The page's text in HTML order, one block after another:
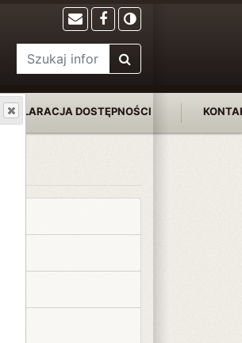
DEKLARACJA DOSTĘPNOŚCI